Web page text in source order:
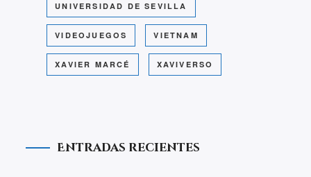
UNIVERSIDAD DE SEVILLA
VIDEOJUEGOS VIETNAM
XAVIER MARCÉ XAVIVERSO
Entradas recientes